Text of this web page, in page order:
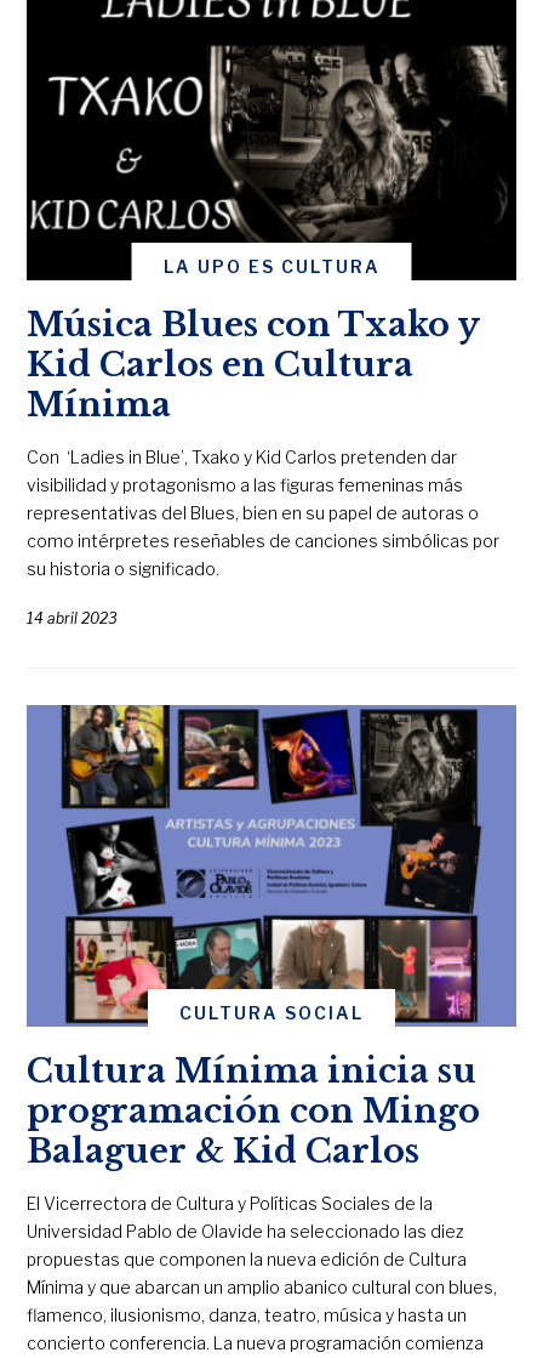
LA UPO ES CULTURA
Música Blues con Txako y
Kid Carlos en Cultura
Mínima
Con ‘Ladies in Blue’, Txako y Kid Carlos pretenden dar
visibilidad y protagonismo a las figuras femeninas más
representativas del Blues, bien en su papel de autoras o
como intérpretes reseñables de canciones simbólicas por
su historia o significado.
14 abril 2023
CULTURA SOCIAL
Cultura Mínima inicia su
programación con Mingo
Balaguer & Kid Carlos
El Vicerrectora de Cultura y Políticas Sociales de la
Universidad Pablo de Olavide ha seleccionado las diez
propuestas que componen la nueva edición de Cultura
Mínima y que abarcan un amplio abanico cultural con blues,
flamenco, ilusionismo, danza, teatro, música y hasta un
concierto conferencia. La nueva programación comienza